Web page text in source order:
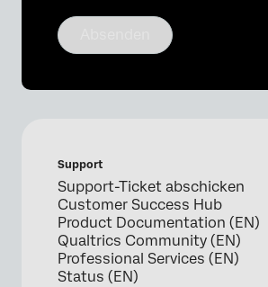
Support
Support-Ticket abschicken
Customer Success Hub
Product Documentation (EN)
Qualtrics Community (EN)
Professional Services (EN)
Status (EN)